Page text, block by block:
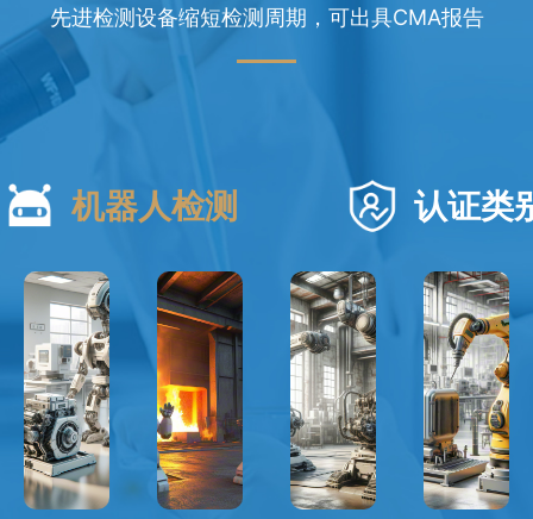
先进检测设备缩短检测周期，可出具CMA报告
机器人检测 认证类